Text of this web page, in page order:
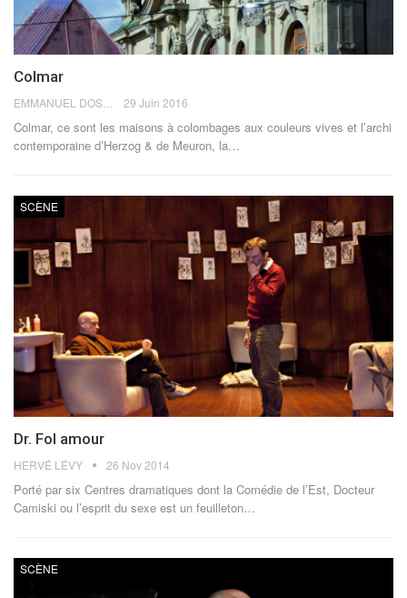
Colmar
29 Juin 2016
Colmar, ce sont les maisons à colombages aux couleurs vives et l’archi
contemporaine d’Herzog & de Meuron, la…
SCÈNE
Dr. Fol amour
HERVÉ LÉVY 26 Nov 2014
Porté par six Centres dramatiques dont la Comédie de l’Est, Docteur
Camiski ou l’esprit du sexe est un feuilleton…
SCÈNE